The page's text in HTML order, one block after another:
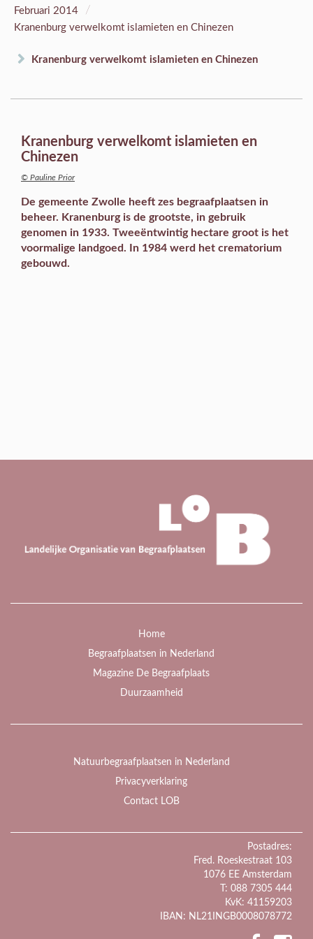
Februari 2014 /
Kranenburg verwelkomt islamieten en Chinezen
Kranenburg verwelkomt islamieten en Chinezen
Kranenburg verwelkomt islamieten en
Chinezen
© Pauline Prior
De gemeente Zwolle heeft zes begraafplaatsen in
beheer. Kranenburg is de grootste, in gebruik
genomen in 1933. Tweeëntwintig hectare groot is het
voormalige landgoed. In 1984 werd het crematorium
gebouwd.
Home
Begraafplaatsen in Nederland
Magazine De Begraafplaats
Duurzaamheid
Natuurbegraafplaatsen in Nederland
Privacyverklaring
Contact LOB
Postadres:
Fred. Roeskestraat 103
1076 EE Amsterdam
T: 088 7305 444
KvK: 41159203
IBAN: NL21INGB0008078772